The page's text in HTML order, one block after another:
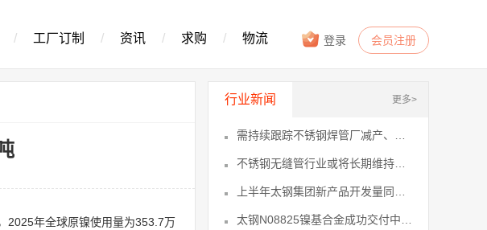
登录 会员注册
/ 工厂订制 / 资讯 / 求购 / 物流
2025年全球原镍使用量为353.7万
行业新闻 更多>